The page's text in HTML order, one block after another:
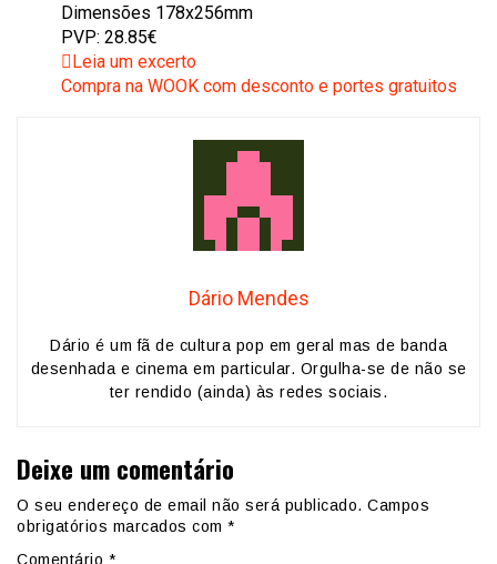
Dimensões 178x256mm
PVP: 28.85€
Leia um excerto
Compra na WOOK com desconto e portes gratuitos
Dário Mendes
Dário é um fã de cultura pop em geral mas de banda
desenhada e cinema em particular. Orgulha-se de não se
ter rendido (ainda) às redes sociais.
Deixe um comentário
O seu endereço de email não será publicado. Campos
obrigatórios marcados com *
Comentário *